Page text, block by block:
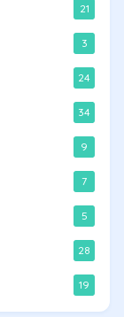
21
3
24
34
9
7
5
28
19